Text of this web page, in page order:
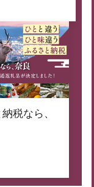
税なら、